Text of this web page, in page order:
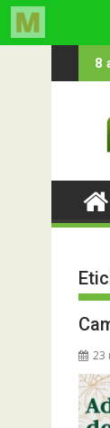
to
8
revine la
23